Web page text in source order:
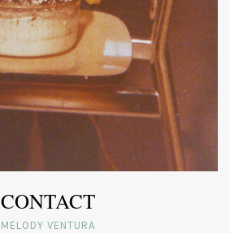
CONTACT
MELODY VENTURA